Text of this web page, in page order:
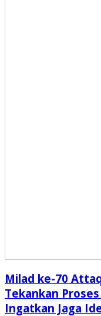
Milad ke-70
Tekankan
Ingatkan Jaga